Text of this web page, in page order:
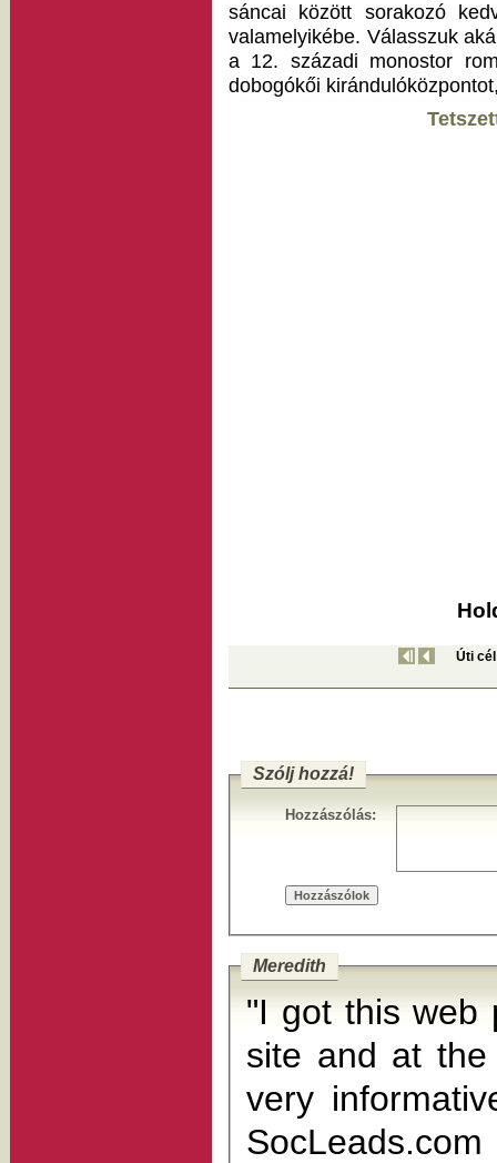
sáncai között sorakozó
valamelyikébe. Válasszuk
a 12. századi monostor
dobogókői
Úti
Szólj hozzá!
Hozzászólás:
Meredith
"I got this web
site and at the
very informative posts at